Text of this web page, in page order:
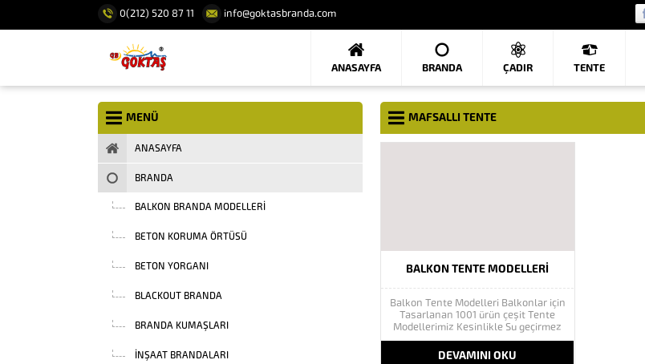
0(212) 520 87 11 info@goktasbranda.com
ANASAYFA BRANDA ÇADIR TENTE
MAFSALLI TENTE
BALKON TENTE MODELLERI
Balkon Tente Modelleri Balkonlar için
Tasarlanan 1001 ürün çeşit Tente
Modellerimiz Kesinlikle Su geçirmez
tente kumaşı ve ışık almaz özelliğini
taşır bu sayede sizlerde istenilen
DEVAMINI OKU
MENÜ
ANASAYFA
BRANDA
BALKON BRANDA MODELLERI
BETON KORUMA ÖRTÜSÜ
BETON YORGANI
BLACKOUT BRANDA
BRANDA KUMAŞLARI
INŞAAT BRANDALARI